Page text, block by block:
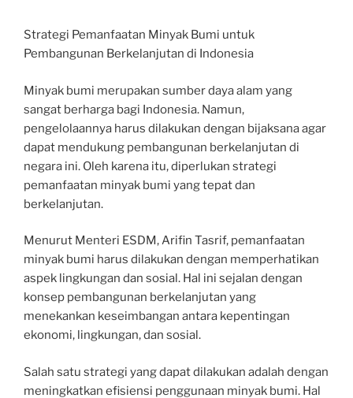
Strategi Pemanfaatan Minyak Bumi untuk
Pembangunan Berkelanjutan di Indonesia
Minyak bumi merupakan sumber daya alam yang
sangat berharga bagi Indonesia. Namun,
pengelolaannya harus dilakukan dengan bijaksana agar
dapat mendukung pembangunan berkelanjutan di
negara ini. Oleh karena itu, diperlukan strategi
pemanfaatan minyak bumi yang tepat dan
berkelanjutan.
Menurut Menteri ESDM, Arifin Tasrif, pemanfaatan
minyak bumi harus dilakukan dengan memperhatikan
aspek lingkungan dan sosial. Hal ini sejalan dengan
konsep pembangunan berkelanjutan yang
menekankan keseimbangan antara kepentingan
ekonomi, lingkungan, dan sosial.
Salah satu strategi yang dapat dilakukan adalah dengan
meningkatkan efisiensi penggunaan minyak bumi. Hal